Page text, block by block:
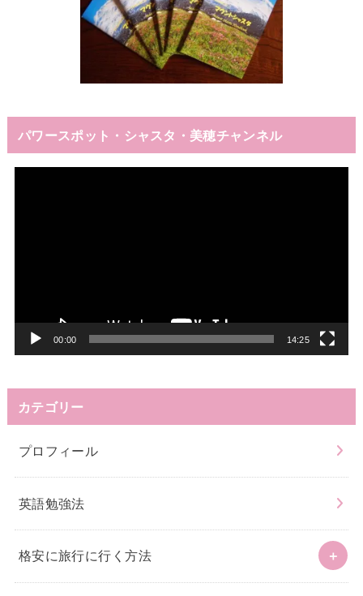
パワースポット・シャスタ・美穂チャンネル
00:00 14:25
カテゴリー
プロフィール
英語勉強法
格安に旅行に行く方法